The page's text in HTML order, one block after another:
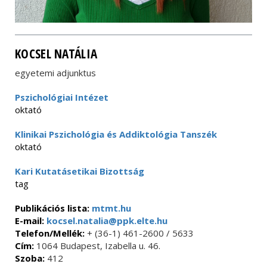
KOCSEL NATÁLIA
egyetemi adjunktus
Pszichológiai Intézet
oktató
Klinikai Pszichológia és Addiktológia Tanszék
oktató
Kari Kutatásetikai Bizottság
tag
Publikációs lista: mtmt.hu
E-mail: kocsel.natalia@ppk.elte.hu
Telefon/Mellék: + (36-1) 461-2600 / 5633
Cím: 1064 Budapest, Izabella u. 46.
Szoba: 412